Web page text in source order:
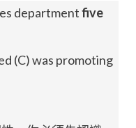
departmentfive
(C) was promoting